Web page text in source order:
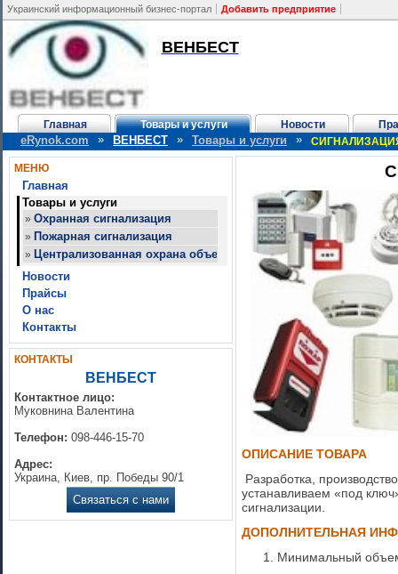
Украинский информационный бизнес-портал Добавить предприятие
ВЕНБЕСТ
Главная Товары и услуги Новости
eRynok.com » ВЕНБЕСТ » Товары и услуги »
МЕНЮ
Главная
Товары и услуги
» Охранная сигнализация
» Пожарная сигнализация
» Централизованная охрана объектов
Новости
Прайсы
О нас
Контакты
КОНТАКТЫ
ВЕНБЕСТ
Контактное лицо:
Муковнина Валентина
Телефон: 098-446-15-70
Адрес:
Украина, Киев, пр. Победы 90/1
Связаться с нами
ОПИСАНИЕ ТОВАРА
Разработка,
устанавливаем «под
сигнализации.
ДОПОЛНИТЕЛЬНАЯ
Минимальный